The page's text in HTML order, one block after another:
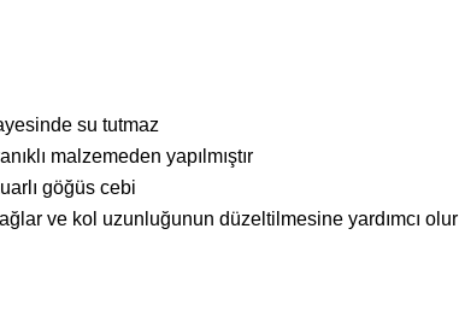
su tutmaz
malzemeden yapılmıştır
göğüs cebi
ve kol uzunluğunun düzeltilmesine yardımcı olur